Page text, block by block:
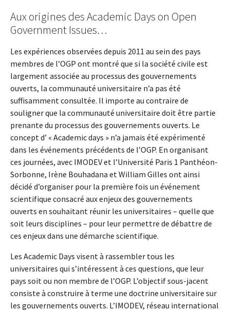
Aux origines des Academic Days on Open
Government Issues…
Les expériences observées depuis 2011 au sein des pays
membres de l’OGP ont montré que si la société civile est
largement associée au processus des gouvernements
ouverts, la communauté universitaire n’a pas été
suffisamment consultée. Il importe au contraire de
souligner que la communauté universitaire doit être partie
prenante du processus des gouvernements ouverts. Le
concept d’ « Academic days » n’a jamais été expérimenté
dans les événements précédents de l’OGP. En organisant
ces journées, avec IMODEV et l’Université Paris 1 Panthéon-
Sorbonne, Irène Bouhadana et William Gilles ont ainsi
décidé d’organiser pour la première fois un événement
scientifique consacré aux enjeux des gouvernements
ouverts en souhaitant réunir les universitaires – quelle que
soit leurs disciplines – pour leur permettre de débattre de
ces enjeux dans une démarche scientifique.
Les Academic Days visent à rassembler tous les
universitaires qui s’intéressent à ces questions, que leur
pays soit ou non membre de l’OGP. L’objectif sous-jacent
consiste à construire à terme une doctrine universitaire sur
les gouvernements ouverts. L’IMODEV, réseau international